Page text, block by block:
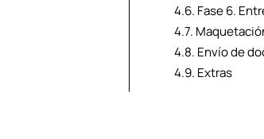
4.6. Fase 6.
4.7.
4.8. Envío de
4.9. Extras